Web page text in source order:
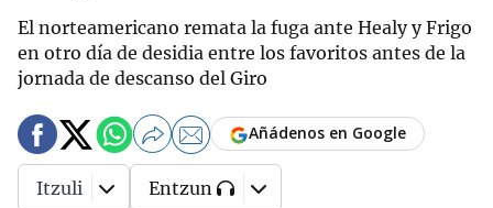
El norteamericano remata la fuga ante Healy y Frigo
en otro día de desidia entre los favoritos antes de la
jornada de descanso del Giro
Añádenos en Google
Itzuli Entzun